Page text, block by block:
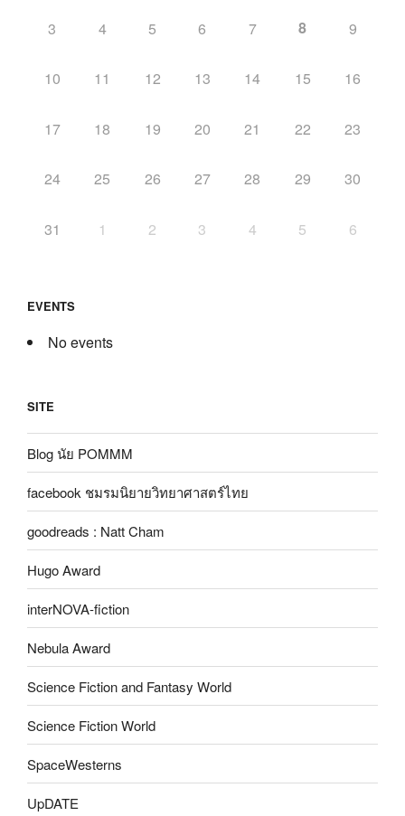
3 4 5 6 7 8 9
10 11 12 13 14 15 16
17 18 19 20 21 22 23
24 25 26 27 28 29 30
31 1 2 3 4 5 6
EVENTS
No events
SITE
Blog นัย POMMM
facebook ชมรมนิยายวิทยาศาสตร์ไทย
goodreads : Natt Cham
Hugo Award
interNOVA-fiction
Nebula Award
Science Fiction and Fantasy World
Science Fiction World
SpaceWesterns
UpDATE